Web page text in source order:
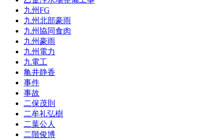
九州FG
九州北部豪雨
九州協同食肉
九州豪雨
九州電力
九電工
亀井静香
事件
事故
二保茂則
二牟礼弘樹
二葉公人
二階俊博